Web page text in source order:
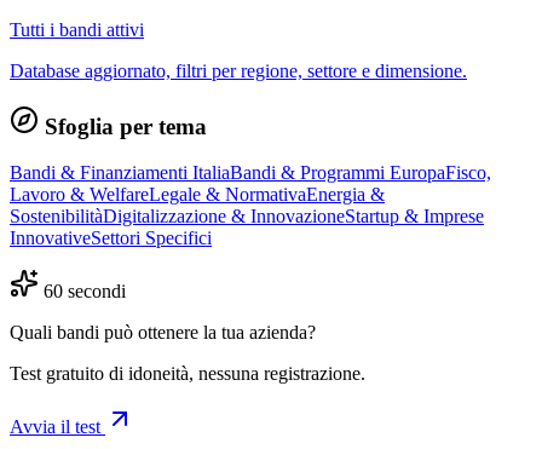
Tutti i bandi attivi
Database aggiornato, filtri per regione, settore e dimensione.
Sfoglia per tema
Bandi & Finanziamenti ItaliaBandi & Programmi EuropaFisco,
Lavoro & WelfareLegale & NormativaEnergia &
SostenibilitàDigitalizzazione & InnovazioneStartup & Imprese
InnovativeSettori Specifici
60 secondi
Quali bandi può ottenere la tua azienda?
Test gratuito di idoneità, nessuna registrazione.
Avvia il test